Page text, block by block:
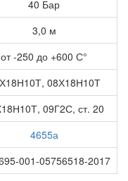
40 Бар
3,0 м
от -250 до +600 С°
08Х18Н10Т
09Г2С, ст. 20
4655а
001-05756518-2017